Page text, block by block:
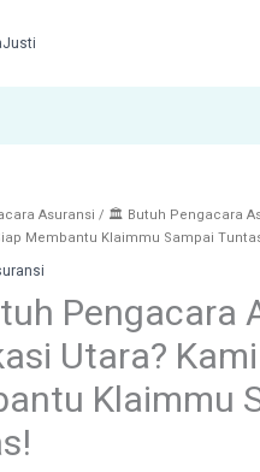
Asuransi / 🏛️ Butuh Pengacara
Membantu Klaimmu Sampai
Pengacara
Utara?
Klaimmu